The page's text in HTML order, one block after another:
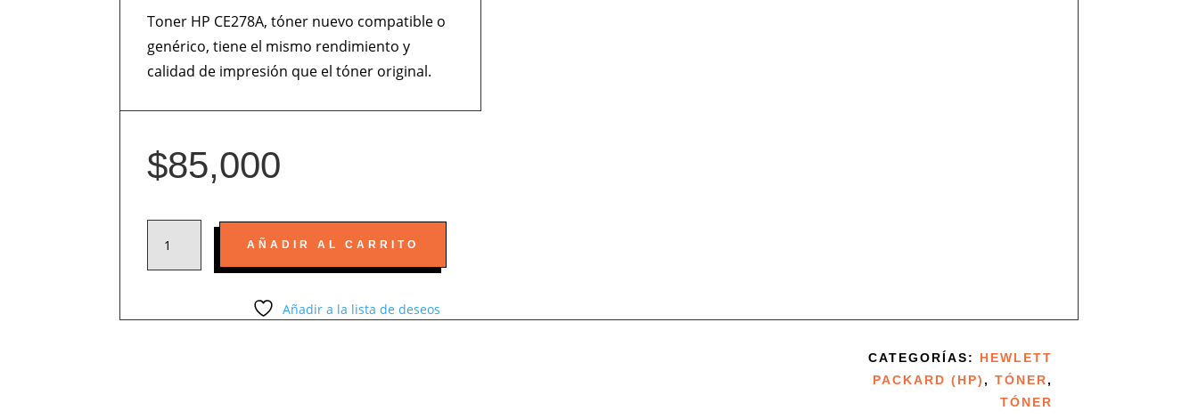
Toner HP CE278A, tóner nuevo compatible o
genérico, tiene el mismo rendimiento y
calidad de impresión que el tóner original.
$85,000
78A
COMPATIBLE
LASERJET
AÑADIR AL CARRITO
Añadir a la lista de deseos
CATEGORÍAS: HEWLETT
PACKARD (HP) , TÓNER,
TÓNER